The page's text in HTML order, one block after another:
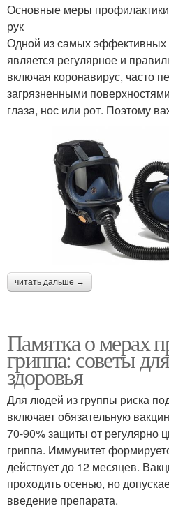
Основные меры
рук
Одной из самых эффективных
является регулярное и
включая коронавирус, часто
загрязненными
глаза, нос или рот. Поэтому
читать дальше →
Памятка о мерах
гриппа: советы
здоровья
Для людей из группы риска
включает обязательную
70-90% защиты от регулярно
гриппа. Иммунитет
действует до 12 месяцев.
проходить осенью, но
введение препарата.